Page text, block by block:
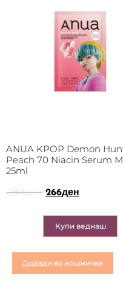
ANUA KPOP Demon
Peach 70 Niacin Serum
25ml
280ден 266ден
Купи веднаш
Додади во кошничка